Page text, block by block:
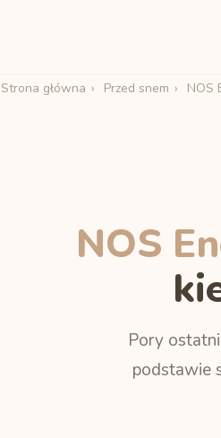
Strona główna › Przed snem › NOS
NOS
Pory
podstawie